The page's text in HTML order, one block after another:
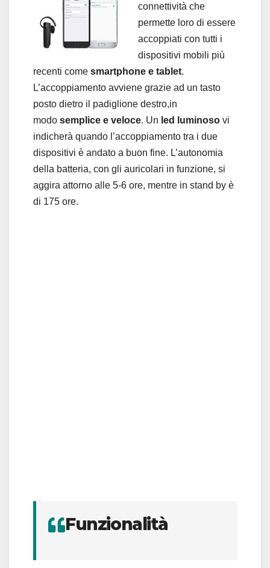
connettività che
permette loro di essere
accoppiati con tutti i
dispositivi mobili più
recenti come smartphone e tablet.
L’accoppiamento avviene grazie ad un tasto
posto dietro il padiglione destro,in
modo semplice e veloce. Un led luminoso vi
indicherà quando l’accoppiamento tra i due
dispositivi è andato a buon fine. L’autonomia
della batteria, con gli auricolari in funzione, si
aggira attorno alle 5-6 ore, mentre in stand by è
di 175 ore.
Funzionalità